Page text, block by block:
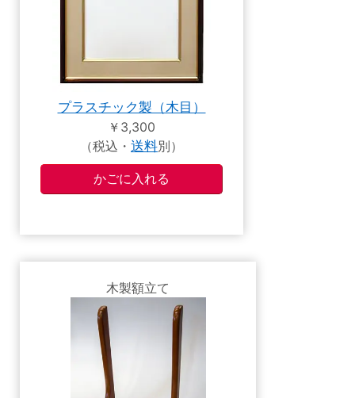
プラスチック製（木目）
￥3,300
（税込・ 送料別）
木製額立て